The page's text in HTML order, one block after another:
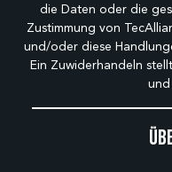
die Daten oder die
Zustimmung von
und/oder diese
Ein Zuwiderhandeln